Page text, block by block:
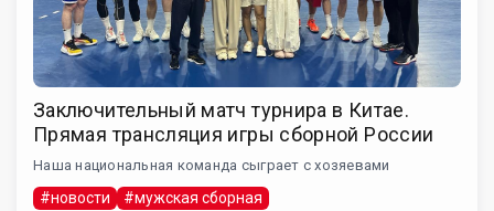
Заключительный матч турнира в Китае.
Прямая трансляция игры сборной России
Наша национальная команда сыграет с хозяевами
#новости #мужская сборная